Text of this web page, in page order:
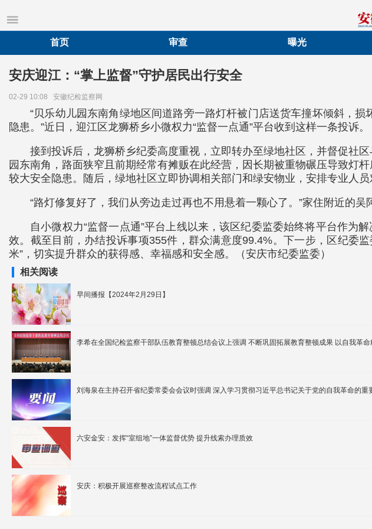
首页
审查 曝光
安庆迎江：“掌上监督”守护居民出行安全
02-29 10:08 安徽纪检监察网
“贝乐幼儿园东南角绿地区间道路旁一路灯杆被门店送货车撞坏倾斜，
隐患。”近日，迎江区龙狮桥乡小微权力“监督一点通”平台收到这样一条投诉。
接到投诉后，龙狮桥乡纪委高度重视，立即转办至绿地社区，并督促社
园东南角，路面狭窄且前期经常有摊贩在此经营，因长期被重物碾压导致灯
较大安全隐患。随后，绿地社区立即协调相关部门和绿安物业，安排专业人
“路灯修复好了，我们从旁边走过再也不用悬着一颗心了。”家住附近的吴
自小微权力“监督一点通”平台上线以来，该区纪委监委始终将平台作为
效。截至目前，办结投诉事项355件，群众满意度99.4%。下一步，区纪委
米”，切实提升群众的获得感、幸福感和安全感。（安庆市纪委监委）
相关阅读
早间播报【2024年2月29日】
李希在全国纪检监察干部队伍教育整顿总结会议上强调 不断巩固拓展教育整顿成果 以自我革
刘海泉在主持召开省纪委常委会会议时强调 深入学习贯彻习近平总书记关于党的自我革命的
六安金安：发挥“室组地”一体监督优势 提升线索办理质效
安庆：积极开展巡察整改流程试点工作